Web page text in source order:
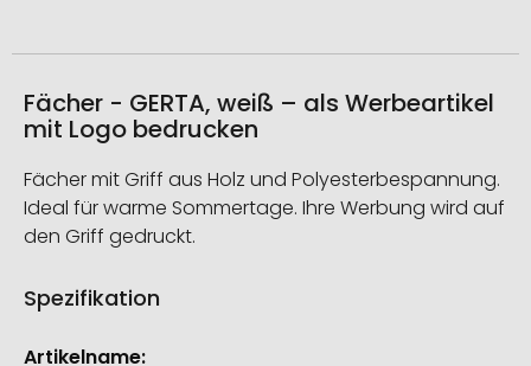
Fächer - GERTA, weiß – als Werbeartikel
mit Logo bedrucken
Fächer mit Griff aus Holz und Polyesterbespannung.
Ideal für warme Sommertage. Ihre Werbung wird auf
den Griff gedruckt.
Spezifikation
Weitere